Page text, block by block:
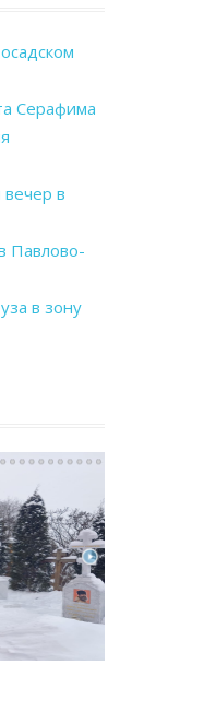
Серафима
в
Павлово-
в зону